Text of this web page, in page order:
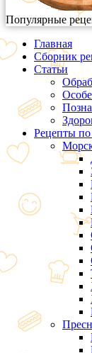
Популярные
Главная
Сборник
Статьи
Рецепты